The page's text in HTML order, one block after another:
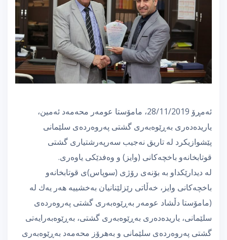
ئەمڕۆ 28/11/2019، مامۆستا عومەر محەمەد ئەمین،
یاریدەدەری بەڕێوەبەری گشتی پەروەردەی سلێمانی
پێشوازیكرد لە تاریق نەجیب سەرپەرشتیاری گشتی
قوتابخانەو باخچەكانی (وایز) و وەفدێكی یاوەری.
لە دیدارێكداو بە بۆنەی رۆژی (سوپاس)ی قوتابخانەو
باخچەكانی وایز، خەڵاتی رێزلێنانیان بەخشییە هەر یەك لە
(مامۆستا دڵشاد عومەر بەڕێوەبەری گشتی پەروەردەی
سلێمانی، یاریدەدەری بەڕێوەبەری گشتی، بەڕێوەبەرایەتی
گشتی پەروەردەی سلێمانی و بەهرۆز محەمەد بەڕێوەبەری